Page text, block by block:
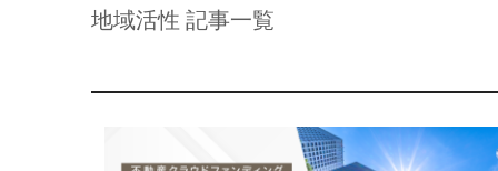
地域活性 記事一覧